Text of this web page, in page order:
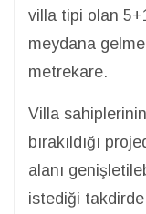
villa tipi olan
meydana
metrekare.
Villa
bırakıldığı
alanı
istediği